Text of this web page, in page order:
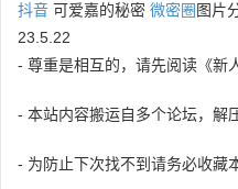
抖音 可爱嘉的秘密 微密圈 图片
23.5.22
- 尊重是相互的，请先阅读《新
- 本站内容搬运自多个论坛，解
- 为防止下次找不到请务必收藏